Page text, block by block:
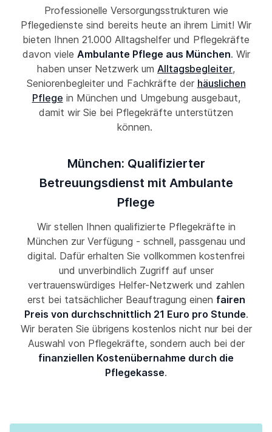
Professionelle Versorgungsstrukturen wie
Pflegedienste sind bereits heute an ihrem Limit! Wir
bieten Ihnen 21.000 Alltagshelfer und Pflegekräfte
davon viele Ambulante Pflege aus München. Wir
haben unser Netzwerk um Alltagsbegleiter,
Seniorenbegleiter und Fachkräfte der häuslichen
Pflege in München und Umgebung ausgebaut,
damit wir Sie bei Pflegekräfte unterstützen
können.
München: Qualifizierter
Betreuungsdienst mit Ambulante
Pflege
Wir stellen Ihnen qualifizierte Pflegekräfte in
München zur Verfügung - schnell, passgenau und
digital. Dafür erhalten Sie vollkommen kostenfrei
und unverbindlich Zugriff auf unser
vertrauenswürdiges Helfer-Netzwerk und zahlen
erst bei tatsächlicher Beauftragung einen fairen
Preis von durchschnittlich 21 Euro pro Stunde.
Wir beraten Sie übrigens kostenlos nicht nur bei der
Auswahl von Pflegekräfte, sondern auch bei der
finanziellen Kostenübernahme durch die
Pflegekasse.